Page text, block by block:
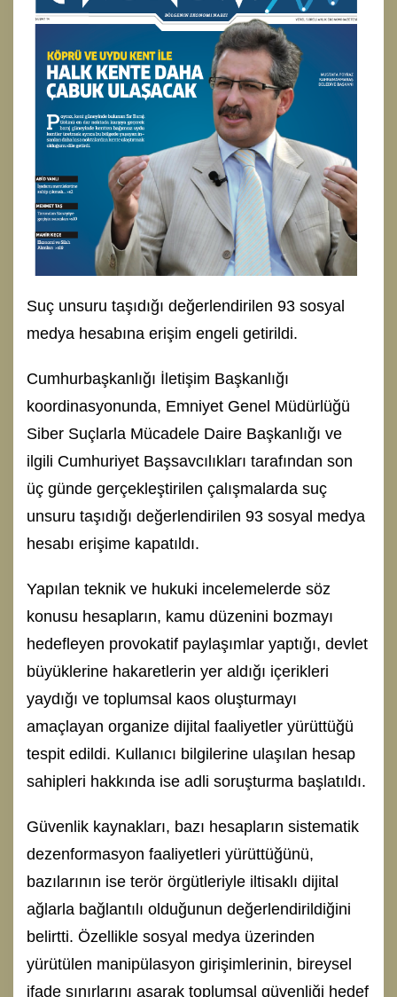
Suç unsuru taşıdığı değerlendirilen 93 sosyal
medya hesabına erişim engeli getirildi.
Cumhurbaşkanlığı İletişim Başkanlığı
koordinasyonunda, Emniyet Genel Müdürlüğü
Siber Suçlarla Mücadele Daire Başkanlığı ve
ilgili Cumhuriyet Başsavcılıkları tarafından son
üç günde gerçekleştirilen çalışmalarda suç
unsuru taşıdığı değerlendirilen 93 sosyal medya
hesabı erişime kapatıldı.
Yapılan teknik ve hukuki incelemelerde söz
konusu hesapların, kamu düzenini bozmayı
hedefleyen provokatif paylaşımlar yaptığı, devlet
büyüklerine hakaretlerin yer aldığı içerikleri
yaydığı ve toplumsal kaos oluşturmayı
amaçlayan organize dijital faaliyetler yürüttüğü
tespit edildi. Kullanıcı bilgilerine ulaşılan hesap
sahipleri hakkında ise adli soruşturma başlatıldı.
Güvenlik kaynakları, bazı hesapların sistematik
dezenformasyon faaliyetleri yürüttüğünü,
bazılarının ise terör örgütleriyle iltisaklı dijital
ağlarla bağlantılı olduğunun değerlendirildiğini
belirtti. Özellikle sosyal medya üzerinden
yürütülen manipülasyon girişimlerinin, bireysel
ifade sınırlarını aşarak toplumsal güvenliği hedef